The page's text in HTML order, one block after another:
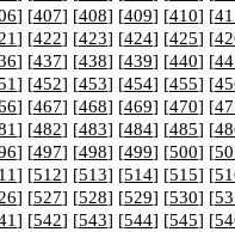
] [407] [408] [409] [410] [
] [422] [423] [424] [425] [
] [437] [438] [439] [440] [
] [452] [453] [454] [455] [
] [467] [468] [469] [470] [
] [482] [483] [484] [485] [
] [497] [498] [499] [500] [
] [512] [513] [514] [515] [
] [527] [528] [529] [530] [
] [542] [543] [544] [545] [